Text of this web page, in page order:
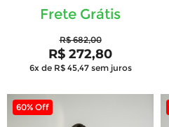
Frete Grátis
R$ 682,00
R$ 272,80
6x de R$ 45,47 sem juros
60% Off